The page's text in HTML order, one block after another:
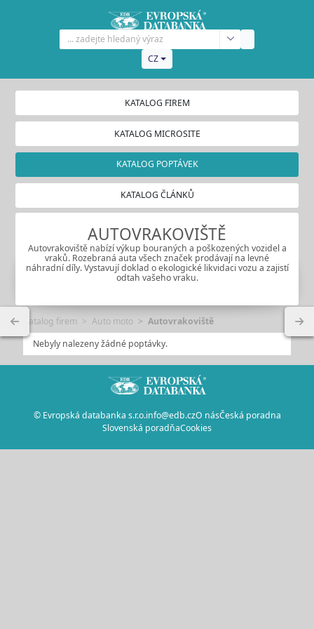
CZ
KATALOG FIREM
KATALOG MICROSITE
KATALOG POPTÁVEK
KATALOG ČLÁNKŮ
AUTOVRAKOVIŠTĚ
Autovrakovištěnabízí výkup bouraných a poškozených vozidel a
vraků. Rozebraná auta všech značek prodávají na levné
náhradní díly. Vystavují doklad o ekologické likvidaci vozu a zajistí
odtah vašeho vraku.
Katalog firem Auto moto
Autovrakoviště
Nebyly nalezeny žádné poptávky.
© Evropská databanka s.r.o.info@edb.czO násČeská poradna
Slovenská poradňaCookies